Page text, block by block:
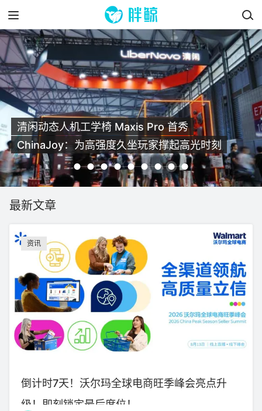
Taboola 携 Realize 首次独立亮相 ChinaJoy，以
“成长之树”展现 AI 驱动中国品牌全球增长新图景
最新文章
资讯
倒计时7天！沃尔玛全球电商旺季峰会亮点升
级！即刻锁定最后席位！